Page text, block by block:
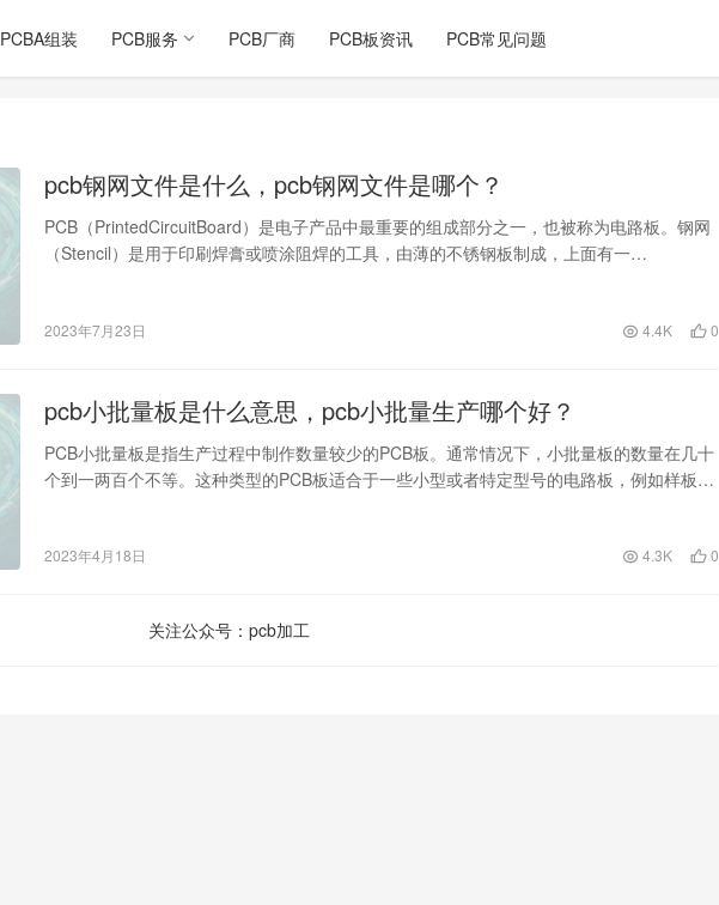
PCBA组装 PCB服务 PCB厂商 PCB板资讯 PCB常见问题
pcb钢网文件是什么，pcb钢网文件是哪个？
PCB（PrintedCircuitBoard）是电子产品中最重要的组成部分之一，也被称为电路板。钢网
（Stencil）是用于印刷焊膏或喷涂阻焊的工具，由薄的不锈钢板制成，上面有一…
2023年7月23日 4.4K 0
pcb小批量板是什么意思，pcb小批量生产哪个好？
PCB小批量板是指生产过程中制作数量较少的PCB板。通常情况下，小批量板的数量在几十
个到一两百个不等。这种类型的PCB板适合于一些小型或者特定型号的电路板，例如样板或
2023年4月18日 4.3K 0
关注公众号：pcb加工